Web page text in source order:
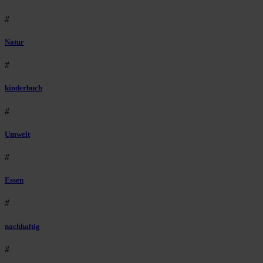
#
Natur
#
kinderbuch
#
Umwelt
#
Essen
#
nachhaltig
#